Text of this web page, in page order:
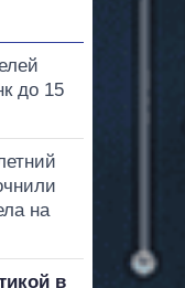
до 15
на
в